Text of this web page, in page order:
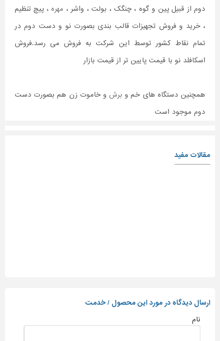
دوم از قبیل پین و گوه ، چنگک ، بولت ، واشر ، مهره، پیچ تنظیم
، خرید و فروش تجهیزات قالب بندی بصورت نو و دست دوم در
تمام نقاط کشور توسط این شرکت به فروش می رسد.فروش
اسکافلد نو با قیمت پایین تر از قیمت بازار
همچنین دستگاه های خم و برشو خاموت زن هم بصورت دست
دوم موجود است
مقالات مفید
ارسال دیدگاه در مورد این محصول / خدمت
نام